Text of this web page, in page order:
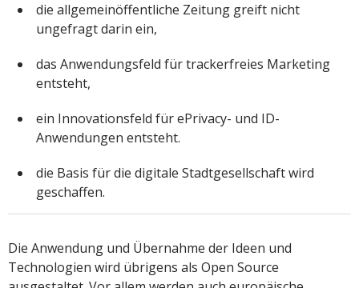
die allgemeinöffentliche Zeitung greift nicht
ungefragt darin ein,
das Anwendungsfeld für trackerfreies Marketing
entsteht,
ein Innovationsfeld für ePrivacy- und ID-
Anwendungen entsteht.
die Basis für die digitale Stadtgesellschaft wird
geschaffen.
Die Anwendung und Übernahme der Ideen und
Technologien wird übrigens als Open Source